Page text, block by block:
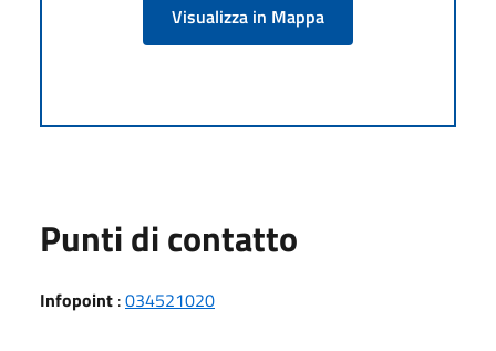
Visualizza in Mappa
Punti di contatto
Infopoint :034521020